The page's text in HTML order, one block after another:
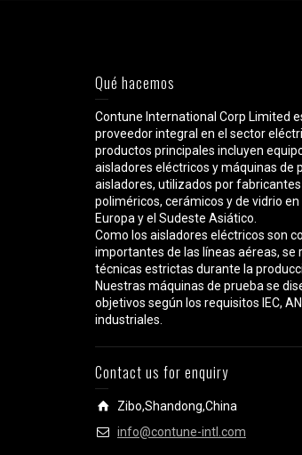
Qué hacemos
Contune International Corp Limited
proveedor integral en el sector
productos principales incluyen
aisladores eléctricos y máquinas de
aisladores, utilizados por
poliméricos, cerámicos y de vidrio en
Europa y el Sudeste Asiático.
Como los aisladores eléctricos son
importantes de las líneas aéreas, se
técnicas estrictas durante la
Nuestras máquinas de prueba se
objetivos según los requisitos IEC,
industriales.
Contact us for enquiry
Zibo,Shandong,China
info@contune-intl.com